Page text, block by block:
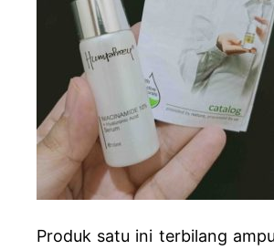
Produk satu ini terbilang